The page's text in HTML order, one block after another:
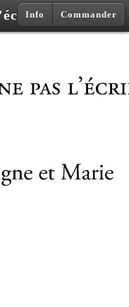
Aimer et ne pas l'écrire - Montaigne et Marie
Info Commander